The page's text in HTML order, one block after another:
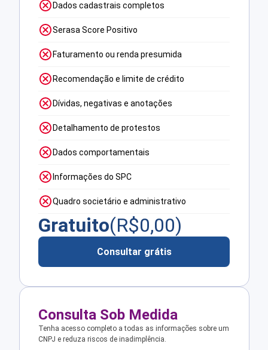
Dados cadastrais completos
Serasa Score Positivo
Faturamento ou renda presumida
Recomendação e limite de crédito
Dívidas, negativas e anotações
Detalhamento de protestos
Dados comportamentais
Informações do SPC
Quadro societário e administrativo
Gratuito(R$0,00)
Consultar grátis
Consulta Sob Medida
Tenha acesso completo a todas as informações sobre um
CNPJ e reduza riscos de inadimplência.